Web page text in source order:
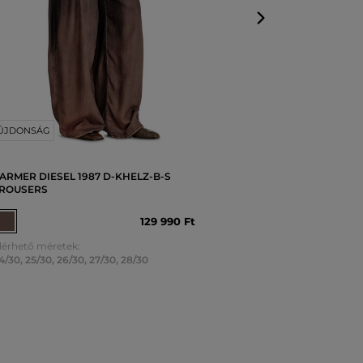
DIESEL 1987 D-KHELZ-B-S
129 990 Ft
méretek:
30, 25/30, 26/30, 27/30, 28/30